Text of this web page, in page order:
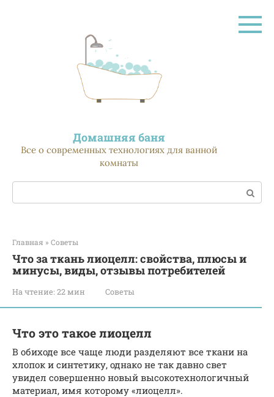
Домашняя баня
Все о современных технологиях для ванной
комнаты
Поиск:
Главная » Советы
Что за ткань лиоцелл: свойства, плюсы и
минусы, виды, отзывы потребителей
На чтение: 22 мин Советы
Что это такое лиоцелл
В обиходе все чаще люди разделяют все ткани на
хлопок и синтетику, однако не так давно свет
увидел совершенно новый высокотехнологичный
материал, имя которому «лиоцелл».